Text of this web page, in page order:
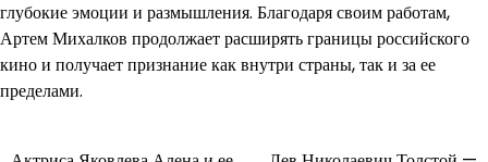
глубокие эмоции и размышления. Благодаря своим работам,
Артем Михалков продолжает расширять границы российского
кино и получает признание как внутри страны, так и за ее
пределами.